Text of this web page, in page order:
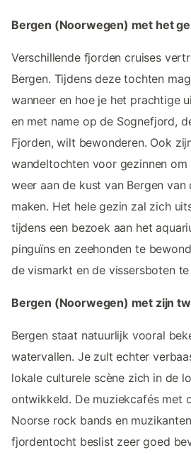
Bergen (Noorwegen) met het
Verschillende fjorden cruises
Bergen. Tijdens deze tochten
wanneer en hoe je het prachtige
en met name op de Sognefjord,
Fjorden, wilt bewonderen. Ook
wandeltochten voor gezinnen
weer aan de kust van Bergen
maken. Het hele gezin zal zich
tijdens een bezoek aan het
pinguïns en zeehonden te
de vismarkt en de vissersboten
Bergen (Noorwegen) met zijn
Bergen staat natuurlijk vooral
watervallen. Je zult echter
lokale culturele scène zich in de
ontwikkeld. De muziekcafés met
Noorse rock bands en
fjordentocht beslist zeer goed